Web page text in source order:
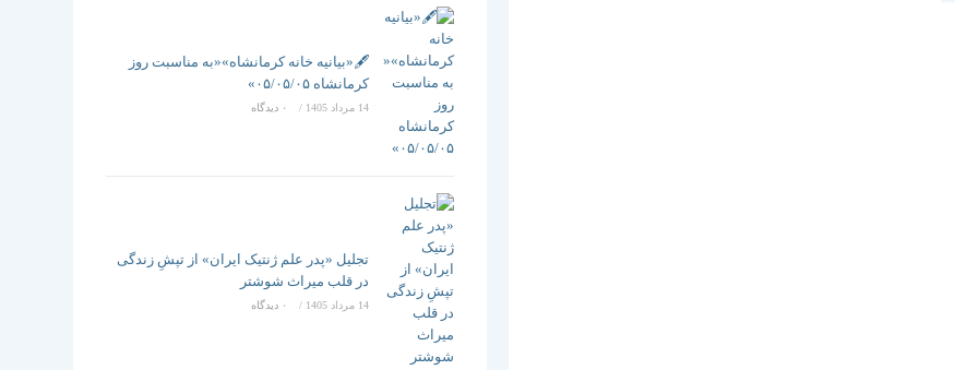
🖋️«بیانیه خانه کرمانشاه»«به مناسبت روز
کرمانشاه ۰۵/۰۵/۰۵»
14 مرداد 1405 / ۰ دیدگاه
تجلیل «پدر علم ژنتیک ایران» از تپشِ زندگی
در قلب میراث شوشتر
14 مرداد 1405 / ۰ دیدگاه